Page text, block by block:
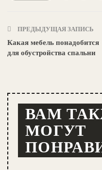
ПРЕДЫДУЩАЯ ЗАПИСЬ
Какая мебель понадобится
для обустройства спальни
ВАМ
МОГУТ